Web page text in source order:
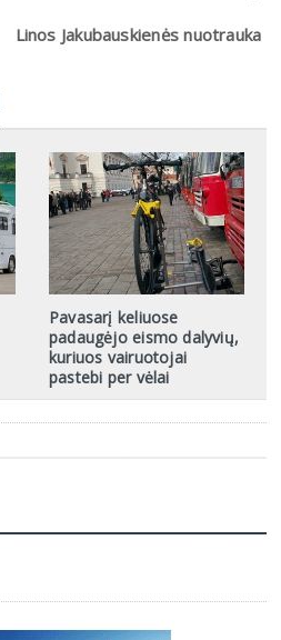
Linos Jakubauskienės nuotrauka
Pavasarį keliuose
padaugėjo eismo dalyvių,
kuriuos vairuotojai
pastebi per vėlai